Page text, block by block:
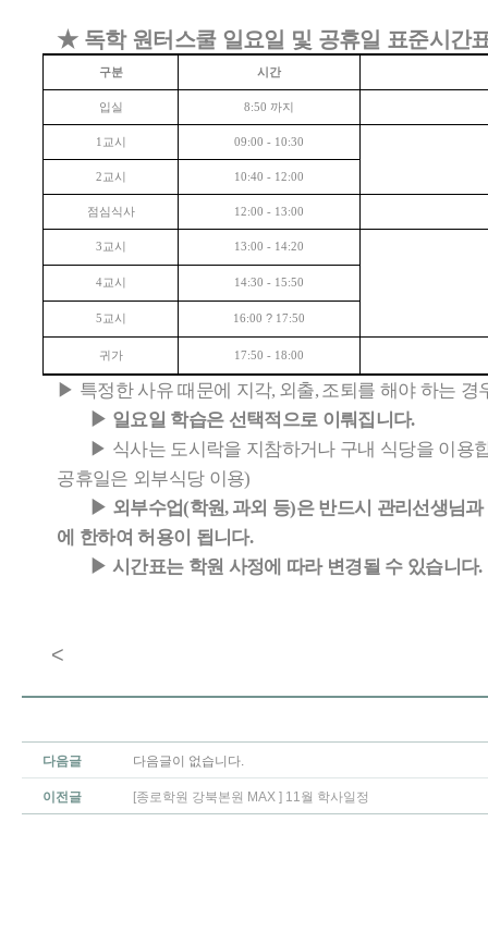
★ 독학 원터스쿨 일요일 및 공휴일 표준시간
구분 시간
입실 8:50 까지
1 교시 09:00 - 10:30
2 교시 10:40 - 12:00
점심식사 12:00 - 13:00
3 교시 13:00 - 14:20
4교시 14:30 - 15:50
5 교시 16:00 ? 17:50
귀가 17:50 - 18:00
▶ 특정한 사유 때문에 지각, 외출, 조퇴를 해야 하는 경
▶ 일요일 학습은 선택적으로 이뤄집니다.
▶ 식사는 도시락을 지참하거나 구내 식당을 이용
공휴일은 외부식당 이용)
▶ 외부수업(학원, 과외 등)은 반드시 관리선생님
에 한하여 허용이 됩니다.
▶ 시간표는 학원 사정에 따라 변경될 수 있습니다.
<
다음글 다음글이 없습니다.
이전글 [종로학원 강북본원 MAX ] 11월 학사일정